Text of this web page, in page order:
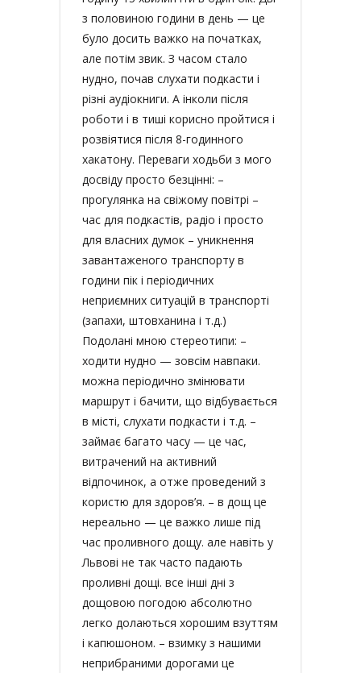
з половиною години в день — це
було досить важко на початках,
але потім звик. З часом стало
нудно, почав слухати подкасти і
різні аудіокниги. А інколи після
роботи і в тиші корисно пройтися і
розвіятися після 8-годинного
хакатону. Переваги ходьби з мого
досвіду просто безцінні: –
прогулянка на свіжому повітрі –
час для подкастів, радіо і просто
для власних думок – уникнення
завантаженого транспорту в
години пік і періодичних
неприємних ситуацій в транспорті
(запахи, штовханина і т.д.)
Подолані мною стереотипи: –
ходити нудно — зовсім навпаки.
можна періодично змінювати
маршрут і бачити, що відбувається
в місті, слухати подкасти і т.д. –
займає багато часу — це час,
витрачений на активний
відпочинок, а отже проведений з
користю для здоров’я. – в дощ це
нереально — це важко лише під
час проливного дощу. але навіть у
Львові не так часто падають
проливні дощі. все інші дні з
дощовою погодою абсолютно
легко долаються хорошим взуттям
і капюшоном. – взимку з нашими
неприбраними дорогами це